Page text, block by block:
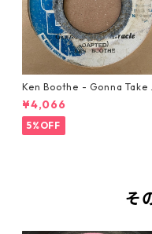
Ken Boothe - Gonna Take
Miracle【7-21362】
¥4,066
5%OFF
そ